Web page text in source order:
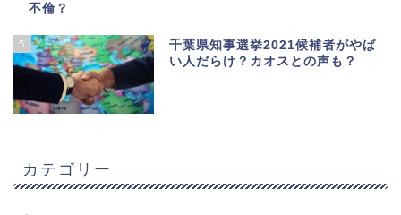
不倫？
5
千葉県知事選挙2021候補者がやば
い人だらけ？カオスとの声も？
カテゴリー